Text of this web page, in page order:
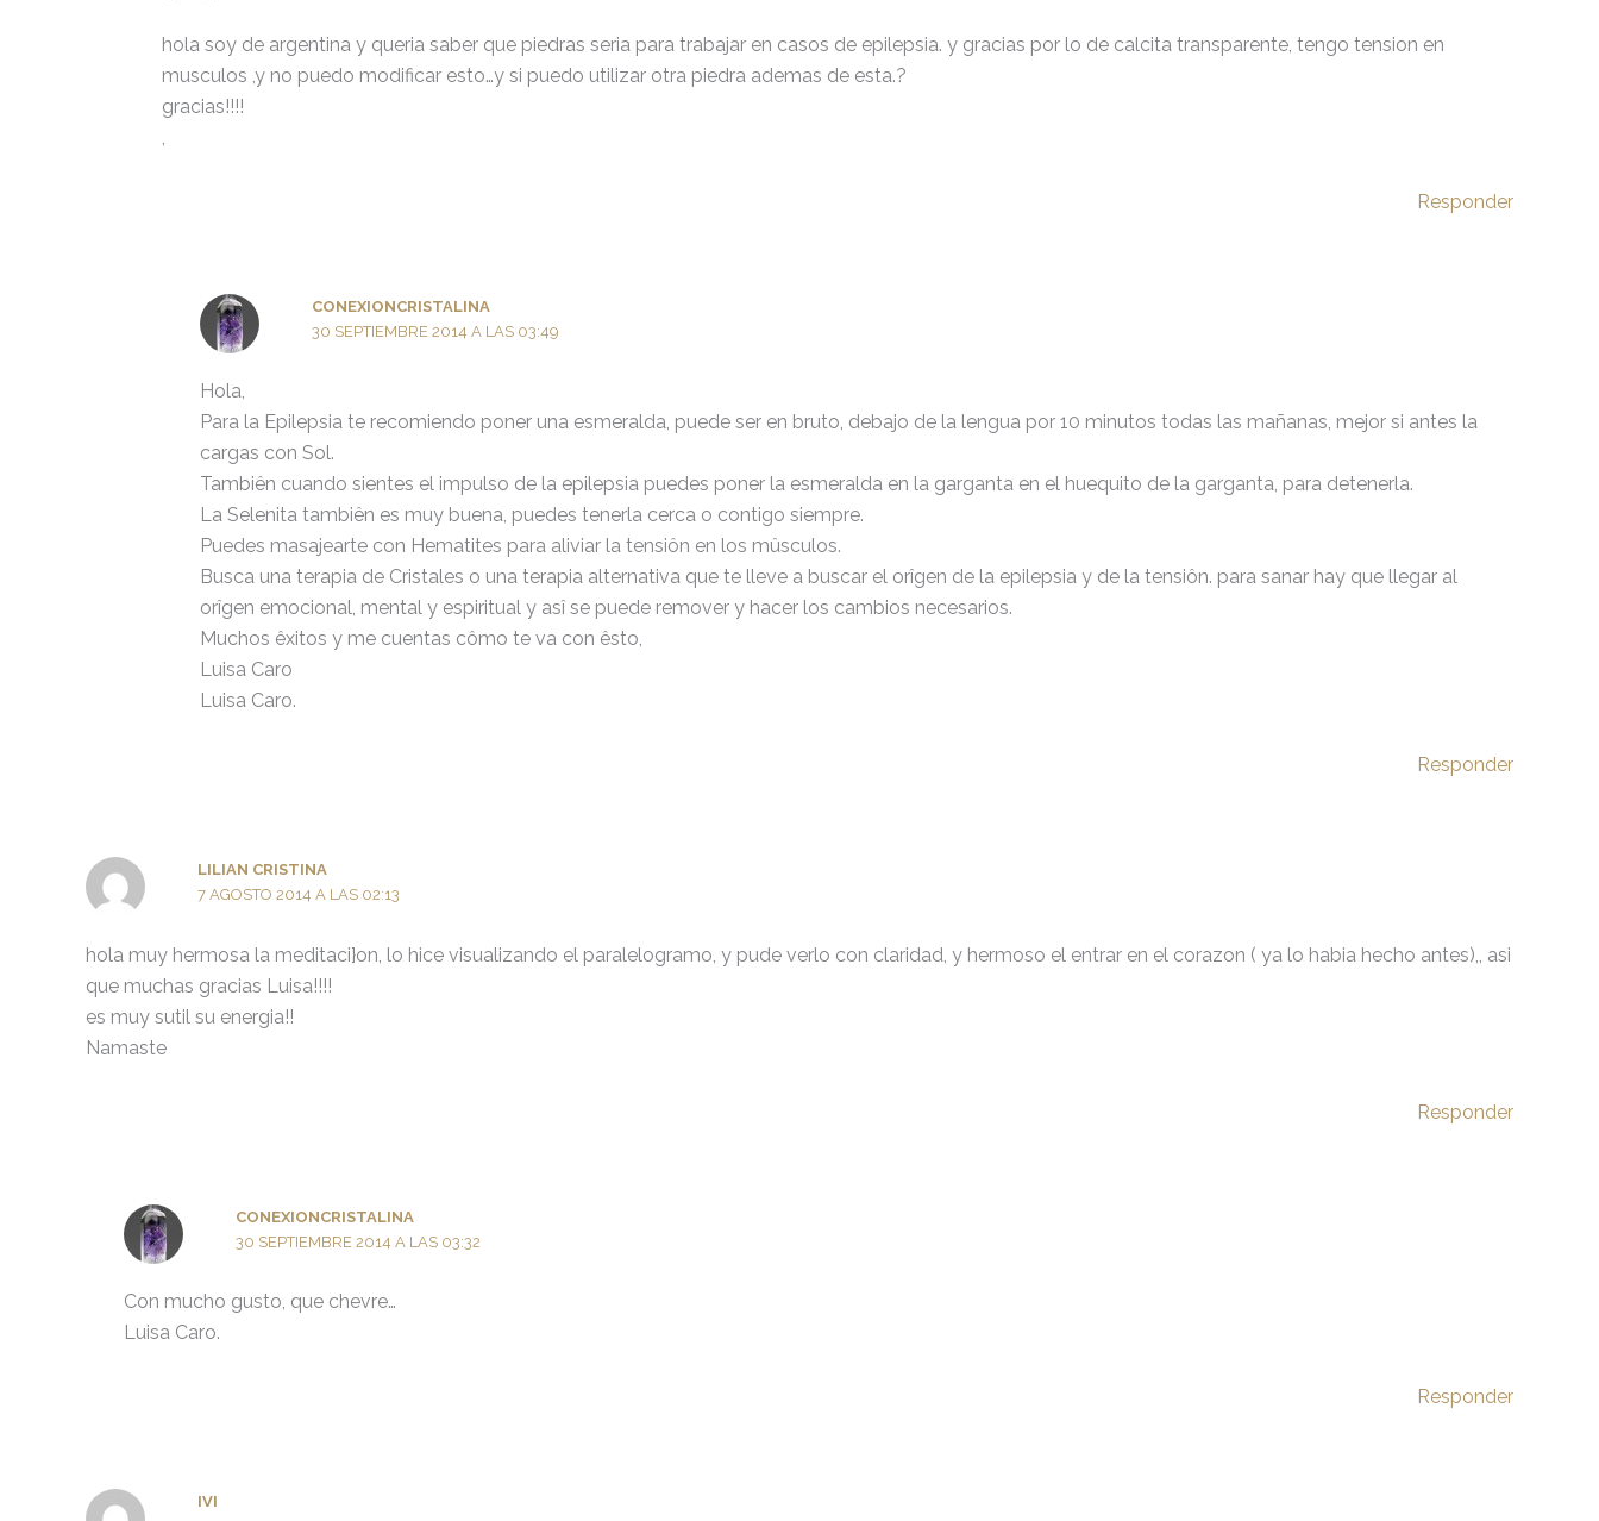
hola soy de argentina y queria saber que piedras seria para trabajar en casos de epilepsia. y gracias por lo de calcita transparente, tengo tension en
musculos ,y no puedo modificar esto…y si puedo utilizar otra piedra ademas de esta.?
gracias!!!!
,
Responder
CONEXIONCRISTALINA
30 SEPTIEMBRE 2014 A LAS 03:49
Hola,
Para la Epilepsia te recomiendo poner una esmeralda, puede ser en bruto, debajo de la lengua por 10 minutos todas las mañanas, mejor si antes la
cargas con Sol.
Tambiên cuando sientes el impulso de la epilepsia puedes poner la esmeralda en la garganta en el huequito de la garganta, para detenerla.
La Selenita tambiên es muy buena, puedes tenerla cerca o contigo siempre.
Puedes masajearte con Hematites para aliviar la tensiôn en los mûsculos.
Busca una terapia de Cristales o una terapia alternativa que te lleve a buscar el orîgen de la epilepsia y de la tensiôn. para sanar hay que llegar al
orîgen emocional, mental y espiritual y asî se puede remover y hacer los cambios necesarios.
Muchos êxitos y me cuentas cômo te va con êsto,
Luisa Caro
Luisa Caro.
Responder
LILIAN CRISTINA
7 AGOSTO 2014 A LAS 02:13
hola muy hermosa la meditaci}on, lo hice visualizando el paralelogramo, y pude verlo con claridad, y hermoso el entrar en el corazon ( ya lo habia hecho antes),, asi
que muchas gracias Luisa!!!!
es muy sutil su energia!!
Namaste
Responder
CONEXIONCRISTALINA
30 SEPTIEMBRE 2014 A LAS 03:32
Con mucho gusto, que chevre…
Luisa Caro.
Responder
IVI